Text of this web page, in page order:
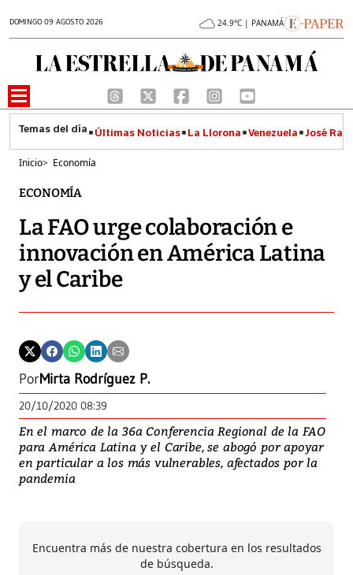
DOMINGO 09 AGOSTO 2026 24.9°C | PANAMÁ
Últimas Noticias La Llorona Venezuela José
Inicio> Economía
ECONOMÍA
La FAO urge colaboración e
innovación en América Latina
y el Caribe
PorMirta Rodríguez P.
20/10/2020 08:39
En el marco de la 36a Conferencia Regional de la FAO
para América Latina y el Caribe, se abogó por apoyar
en particular a los más vulnerables, afectados por la
pandemia
Encuentra más de nuestra cobertura en los resultados
de búsqueda.